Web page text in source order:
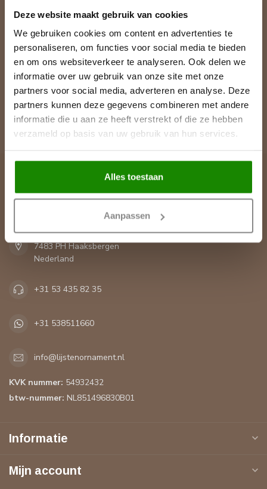
Deze website maakt gebruik van cookies
We gebruiken cookies om content en advertenties te
personaliseren, om functies voor social media te bieden
en om ons websiteverkeer te analyseren. Ook delen we
informatie over uw gebruik van onze site met onze
partners voor social media, adverteren en analyse. Deze
partners kunnen deze gegevens combineren met andere
informatie die u aan ze heeft verstrekt of die ze hebben
verzameld op basis van uw gebruik van hun services.
Alles toestaan
Aanpassen
Meer informatie
Heeft u een vraag over een product of uw bestelling? Op onze
klantenservicepagina vindt u onze contactgegevens, antwoorden
op veelgestelde vragen en alle mogelijkheden om contact met
ons op te nemen.
Klantenservice
Lijst & Ornament
De Greune 28A
7483 PH Haaksbergen
Nederland
+31 53 435 82 35
+31 538511660
info@lijstenornament.nl
KVK nummer: 54932432
btw-nummer: NL851496830B01
Informatie
Mijn account